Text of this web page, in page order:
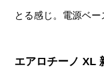
とる感じ。電源ベー
エアロチーノ XL